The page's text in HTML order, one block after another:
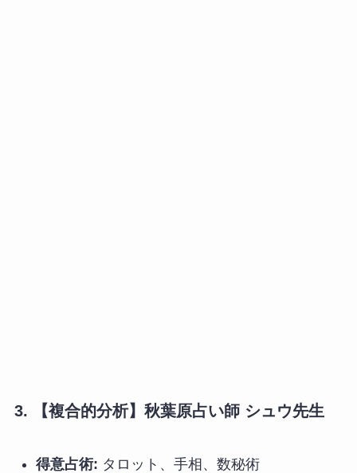
3. 【複合的分析】秋葉原占い師 シュウ先生
得意占術: タロット、手相、数秘術